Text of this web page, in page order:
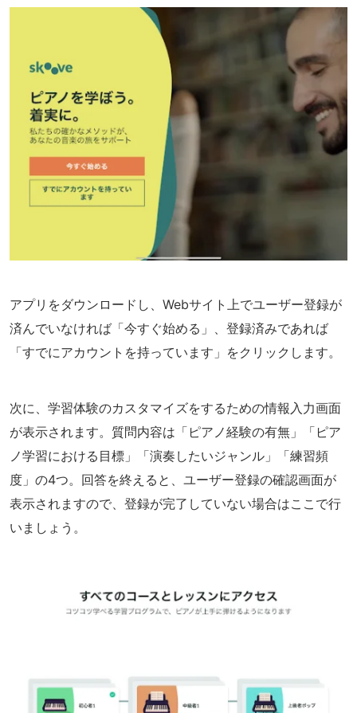
アプリをダウンロードし、Webサイト上でユーザー登録が
済んでいなければ「今すぐ始める」、登録済みであれば
「すでにアカウントを持っています」をクリックします。
次に、学習体験のカスタマイズをするための情報入力画面
が表示されます。質問内容は「ピアノ経験の有無」「ピア
ノ学習における目標」「演奏したいジャンル」「練習頻
度」の4つ。回答を終えると、ユーザー登録の確認画面が
表示されますので、登録が完了していない場合はここで行
いましょう。